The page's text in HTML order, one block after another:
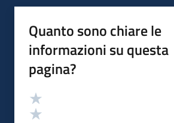
Quanto sono chiare le
informazioni su questa
pagina?
Valutazione